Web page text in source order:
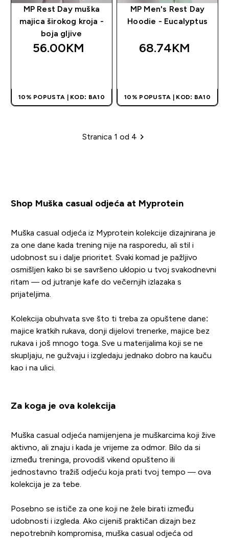
MP Rest Day muška
majica širokog kroja -
boja gljive
56.00KM‎
10% POPUSTA | KOD: BA10
MP Men's Rest Day
Hoodie - Eucalyptus
68.74KM‎
10% POPUSTA | KOD: BA10
Paginacija
Stranica 1 od 4
Shop Muška casual odjeća at Myprotein
Muška casual odjeća iz Myprotein kolekcije dizajnirana je
za one dane kada trening nije na rasporedu, ali stil i
udobnost su i dalje prioritet. Svaki komad je pažljivo
osmišljen kako bi se savršeno uklopio u tvoj svakodnevni
ritam — od jutranje kafe do večernjih izlazaka s
prijateljima.
Kolekcija obuhvata sve što ti treba za opuštene dane:
majice kratkih rukava, donji dijelovi trenerke, majice bez
rukava i još mnogo toga. Sve u materijalima koji se ne
skupljaju, ne gužvaju i izgledaju jednako dobro na kauču
kao i na ulici.
Za koga je ova kolekcija
Muška casual odjeća namijenjena je muškarcima koji žive
aktivno, ali znaju i kada je vrijeme za odmor. Bilo da si
između treninga, provodiš vikend opušteno ili
jednostavno tražiš odjeću koja prati tvoj tempo — ova
kolekcija je za tebe.
Posebno se ističe za one koji ne žele birati između
udobnosti i izgleda. Ako cijeniš praktičan dizajn bez
nepotrebnih kompromisa, muška casual odjeća od